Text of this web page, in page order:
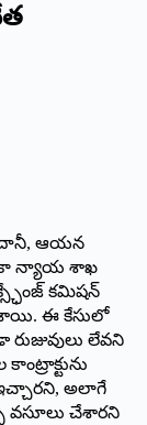
ఆయన
న్యాయ శాఖ
కమిషన్
ఈ కేసులో
లేవని
ఇచ్చారని, అలాగే
వసూలు చేశారని